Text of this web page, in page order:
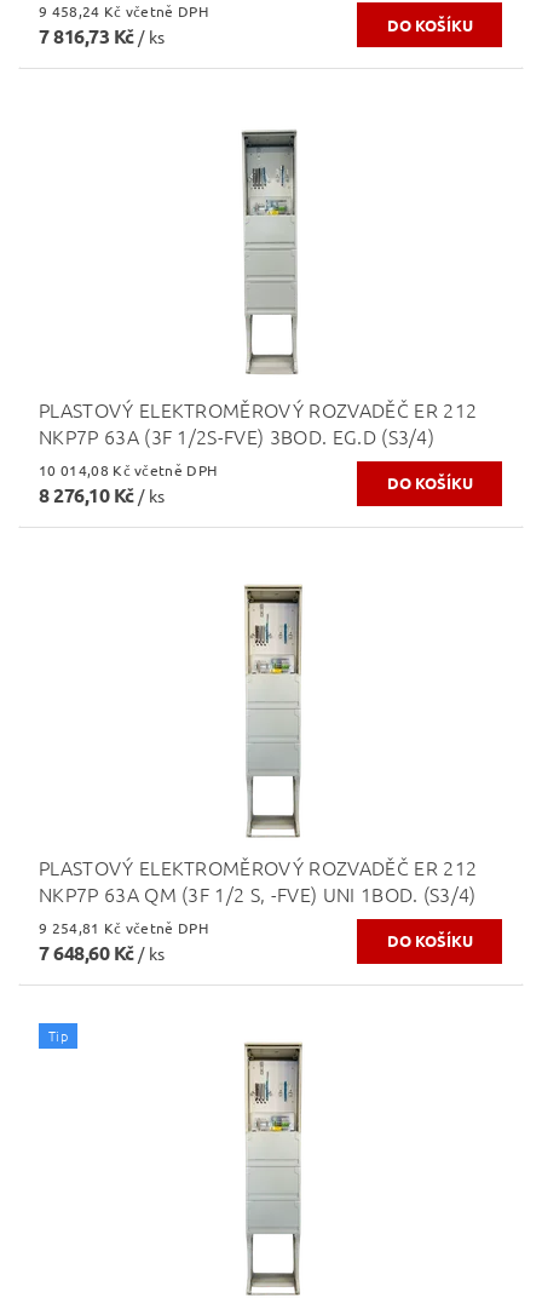
9 458,24 Kč včetně DPH
7 816,73 Kč/ ks
PLASTOVÝ ELEKTROMĚROVÝ ROZVADĚČ ER 212
NKP7P 63A (3F 1/2S-FVE) 3BOD. EG.D (S3/4)
10 014,08 Kč včetně DPH
8 276,10 Kč / ks
PLASTOVÝ ELEKTROMĚROVÝ ROZVADĚČ ER 212
NKP7P 63A QM (3F 1/2 S, -FVE) UNI 1BOD. (S3/4)
9 254,81 Kč včetně DPH
7 648,60 Kč / ks
Tip